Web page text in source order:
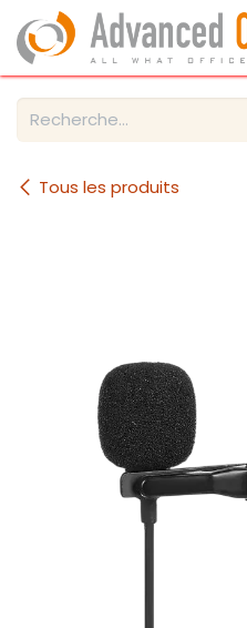
Se rendre au contenu
Tous les produits